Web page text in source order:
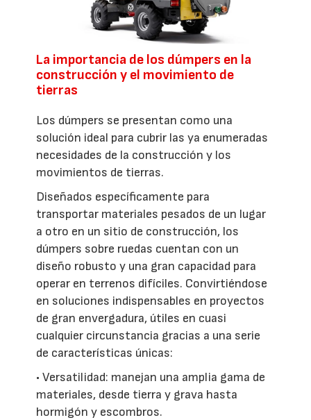
La importancia de los dúmpers en la
construcción y el movimiento de
tierras
Los dúmpers se presentan como una
solución ideal para cubrir las ya enumeradas
necesidades de la construcción y los
movimientos de tierras.
Diseñados específicamente para
transportar materiales pesados de un lugar
a otro en un sitio de construcción, los
dúmpers sobre ruedas cuentan con un
diseño robusto y una gran capacidad para
operar en terrenos difíciles. Convirtiéndose
en soluciones indispensables en proyectos
de gran envergadura, útiles en cuasi
cualquier circunstancia gracias a una serie
de características únicas:
• Versatilidad: manejan una amplia gama de
materiales, desde tierra y grava hasta
hormigón y escombros.